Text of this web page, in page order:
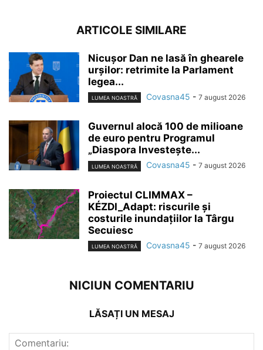
ARTICOLE SIMILARE
Nicușor Dan ne lasă în ghearele
urșilor: retrimite la Parlament
legea...
LUMEA NOASTRĂ Covasna45 - 7 august 2026
Guvernul alocă 100 de milioane
de euro pentru Programul
„Diaspora Investește...
LUMEA NOASTRĂ Covasna45 - 7 august 2026
Proiectul CLIMMAX –
KÉZDI_Adapt: riscurile și
costurile inundațiilor la Târgu
Secuiesc
LUMEA NOASTRĂ Covasna45 - 7 august 2026
NICIUN COMENTARIU
LĂSAȚI UN MESAJ